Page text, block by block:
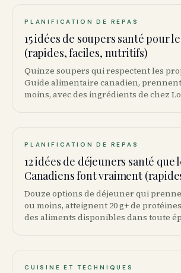
PLANIFICATION DE REPAS
15 idées de soupers santé pour
(rapides, faciles, nutritifs)
Quinze soupers qui respectent les
Guide alimentaire canadien,
moins, avec des ingrédients de chez
PLANIFICATION DE REPAS
12 idées de déjeuners santé que
Canadiens font vraiment
Douze options de déjeuner qui
ou moins, atteignent 20 g+ de
des aliments disponibles dans toute
CUISINE ET TECHNIQUES